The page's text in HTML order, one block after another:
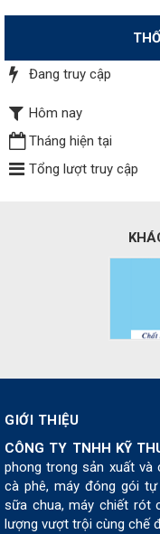
Đang truy cập
Hôm nay
Tháng hiện tại
Tổng lượt truy cập
GIỚI THIỆU
CÔNG TY TNHH KỸ
phong trong sản xuất và
cà phê, máy đóng gói
sữa chua, máy chiết rót
lượng vượt trội cùng chế